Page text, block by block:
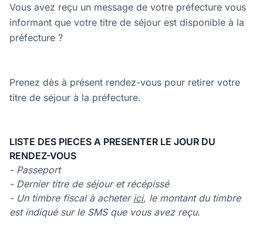
Vous avez reçu un message de votre préfecture vous
informant que votre titre de séjour est disponible à la
préfecture ?
Prenez dès à présent rendez-vous pour retirer votre
titre de séjour à la préfecture.
LISTE DES PIECES A PRESENTER LE JOUR DU
RENDEZ-VOUS
- Passeport
- Dernier titre de séjour et récépissé
- Un timbre fiscal à acheter ici, le montant du timbre
est indiqué sur le SMS que vous avez reçu.